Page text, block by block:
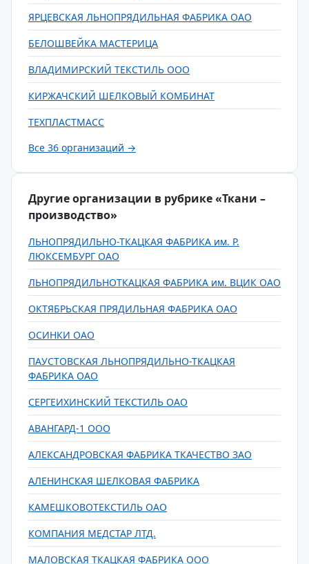
ЯРЦЕВСКАЯ ЛЬНОПРЯДИЛЬНАЯ ФАБРИКА ОАО
БЕЛОШВЕЙКА МАСТЕРИЦА
ВЛАДИМИРСКИЙ ТЕКСТИЛЬ ООО
КИРЖАЧСКИЙ ШЕЛКОВЫЙ КОМБИНАТ
ТЕХПЛАСТМАСС
Все 36 организаций →
Другие организации в рубрике «Ткани –
производство»
ЛЬНОПРЯДИЛЬНО-ТКАЦКАЯ ФАБРИКА им. Р.
ЛЮКСЕМБУРГ ОАО
ЛЬНОПРЯДИЛЬНОТКАЦКАЯ ФАБРИКА им. ВЦИК ОАО
ОКТЯБРЬСКАЯ ПРЯДИЛЬНАЯ ФАБРИКА ОАО
ОСИНКИ ОАО
ПАУСТОВСКАЯ ЛЬНОПРЯДИЛЬНО-ТКАЦКАЯ
ФАБРИКА ОАО
СЕРГЕИХИНСКИЙ ТЕКСТИЛЬ ОАО
АВАНГАРД-1 ООО
АЛЕКСАНДРОВСКАЯ ФАБРИКА ТКАЧЕСТВО ЗАО
АЛЕНИНСКАЯ ШЕЛКОВАЯ ФАБРИКА
КАМЕШКОВОТЕКСТИЛЬ ОАО
КОМПАНИЯ МЕДСТАР ЛТД.
МАЛОВСКАЯ ТКАЦКАЯ ФАБРИКА ООО